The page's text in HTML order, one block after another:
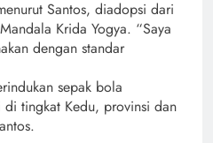
Santos, diadopsi dari
Krida Yogya. “Saya
dengan standar
sepak bola
di tingkat Kedu, provinsi dan